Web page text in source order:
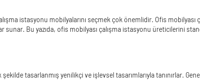
istasyonu mobilyalarını seçmek çok önemlidir. Ofis
Bu yazıda, ofis mobilyası çalışma istasyonu üreticilerini
tasarlanmış yenilikçi ve işlevsel tasarımlarıyla tanınırlar.